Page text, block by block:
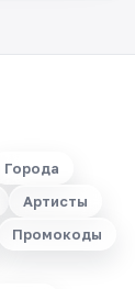
Города
Артисты
Промокоды